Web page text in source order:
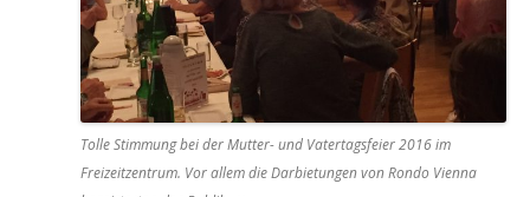
Tolle Stimmung bei der Mutter- und Vatertagsfeier 2016 im
Freizeitzentrum. Vor allem die Darbietungen von Rondo Vienna